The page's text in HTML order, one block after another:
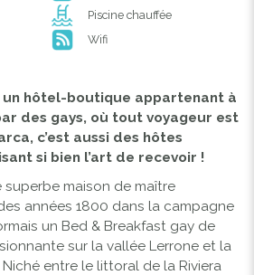
Piscine chauffée
Wifi
un hôtel-boutique appartenant à
des gays, où tout voyageur est
c’est aussi des hôtes
si bien l’art de recevoir !
superbe maison de maître
années 1800 dans la campagne
un Bed & Breakfast gay de
sur la vallée Lerrone et la
entre le littoral de la Riviera